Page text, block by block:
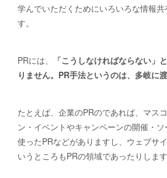
学んでいただくためにいろいろな情報
す。
PRには、
「こうしなければならない」
りません。PR手法というのは、多岐に渡
たとえば、企業のPRのであれば、マス
ン・イベントやキャンペーンの開催・
使ったPRなどがありますし、ウェブサ
いうところもPRの領域であったりします